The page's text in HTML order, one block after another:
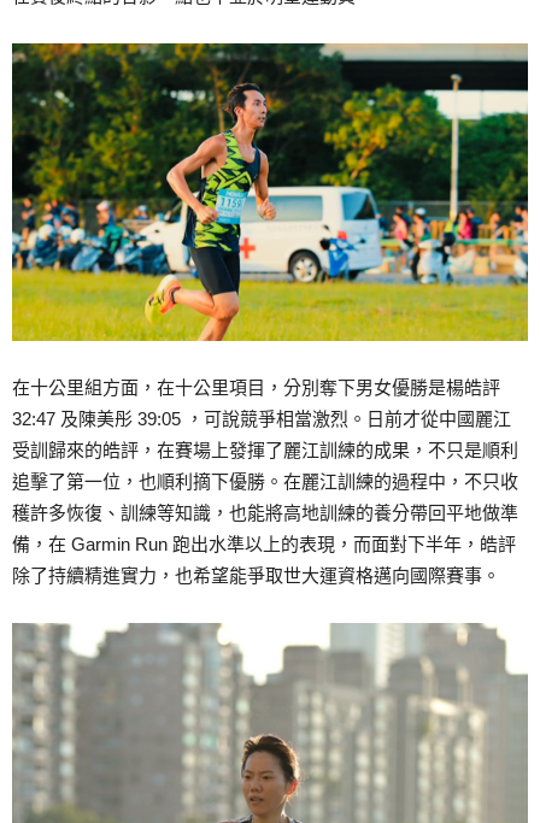
在十公里組方面，在十公里項目，分別奪下男女優勝是楊皓評
32:47 及陳美彤 39:05 ，可說競爭相當激烈。日前才從中國麗江
受訓歸來的皓評，在賽場上發揮了麗江訓練的成果，不只是順利
追擊了第一位，也順利摘下優勝。在麗江訓練的過程中，不只收
穫許多恢復、訓練等知識，也能將高地訓練的養分帶回平地做準
備，在 Garmin Run 跑出水準以上的表現，而面對下半年，皓評
除了持續精進實力，也希望能爭取世大運資格邁向國際賽事。